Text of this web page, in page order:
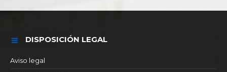
DISPOSICIÓN LEGAL
Aviso legal